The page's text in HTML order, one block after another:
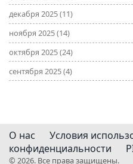
декабря 2025(11)
ноября 2025(14)
октября 2025(24)
сентября 2025(4)
О нас Условия
конфиденциальности
© 2026. Все права защищены.